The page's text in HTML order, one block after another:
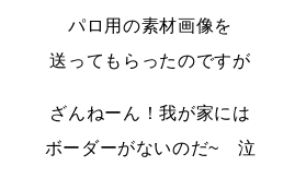
パロ用の素材画像を
送ってもらったのですが
ざんねーん！我が家には
ボーダーがないのだ~ 泣